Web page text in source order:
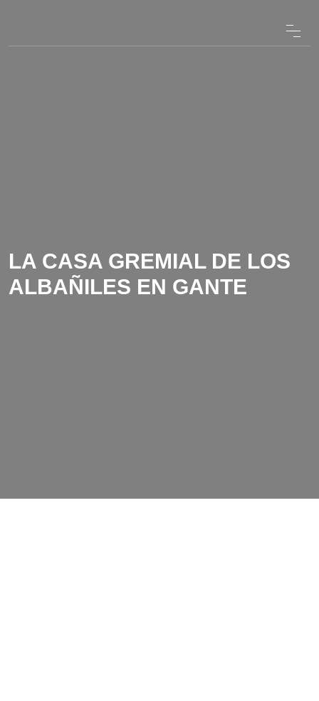
LA CASA GREMIAL DE LOS
ALBAÑILES EN GANTE